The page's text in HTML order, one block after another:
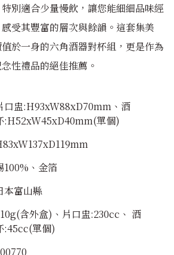
別適合少量慢飲，讓您能細細品味經
受其豐富的層次與餘韻。這套集美
於一身的六角酒器對杯組，更是作為
性禮品的絕佳推薦。
口盅:H93xW88xD70mm、酒
:H52xW45xD40mm(單個)
100%、金箔
本富山縣
含外盒)、片口盅:230cc、 酒
:45cc(單個)